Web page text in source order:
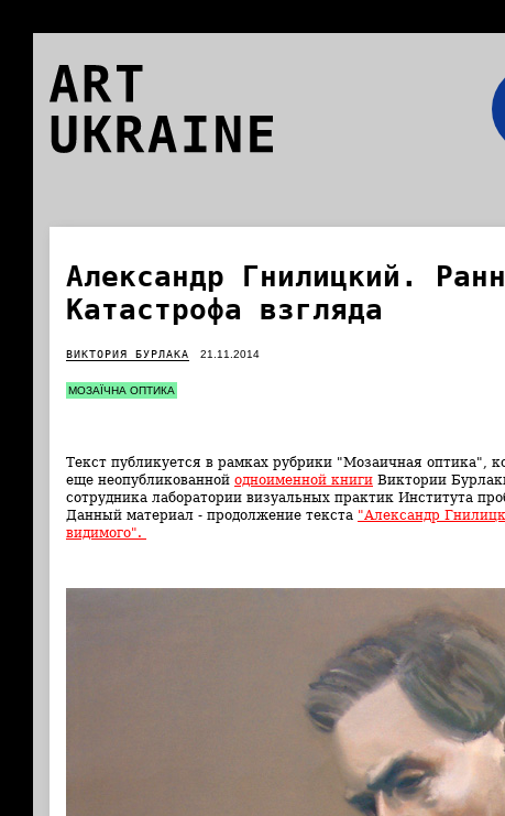
ART
UKRAINE
Александр Гнилицкий.
Катастрофа взгляда
ВИКТОРИЯ БУРЛАКА 21.11.2014
МОЗАЇЧНА ОПТИКА
Текст публикуется в рамках рубрики "Мозаичная оптика",
еще неопубликованной одноименной книги Виктории
сотрудника лаборатории визуальных практик Института
Данный материал - продолжение текста "Александр
видимого".